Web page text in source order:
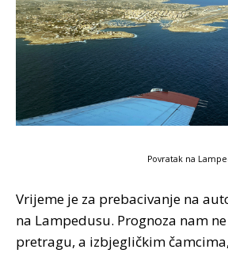
Povratak na
Vrijeme je za prebacivanje na
na Lampedusu. Prognoza nam
pretragu, a izbjegličkim